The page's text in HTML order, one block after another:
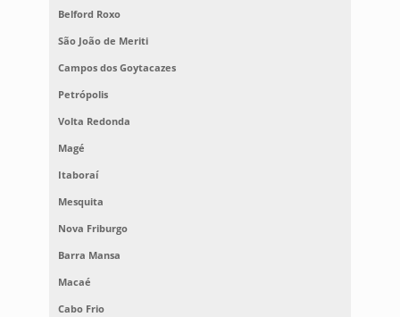
Belford Roxo
São João de Meriti
Campos dos Goytacazes
Petrópolis
Volta Redonda
Magé
Itaboraí
Mesquita
Nova Friburgo
Barra Mansa
Macaé
Cabo Frio